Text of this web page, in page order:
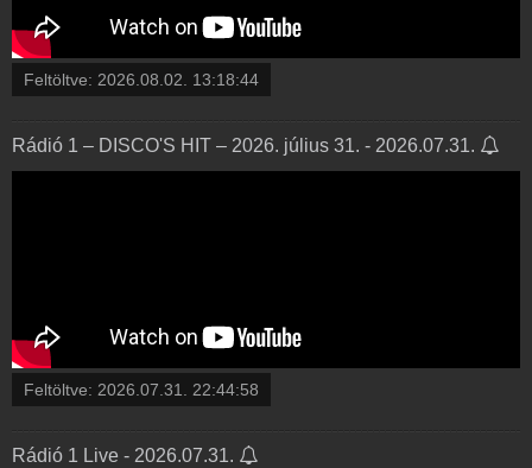
Feltöltve: 2026.08.02. 13:18:44
Rádió 1 – DISCO'S HIT – 2026. július 31. - 2026.07.31.
Feltöltve: 2026.07.31. 22:44:58
Rádió 1 Live - 2026.07.31.